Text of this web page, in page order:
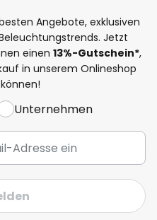
Angebote, exklusiven
Jetzt
einen 13%-Gutschein*,
in unserem Onlineshop
Unternehmen